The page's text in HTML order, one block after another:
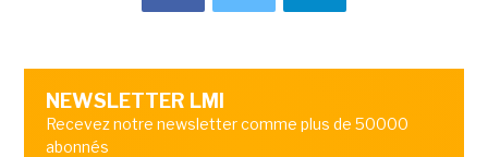
NEWSLETTER LMI
Recevez notre newsletter comme plus de 50000
abonnés